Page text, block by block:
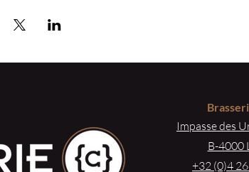
Impasse des
B-4000
+32 (0)4